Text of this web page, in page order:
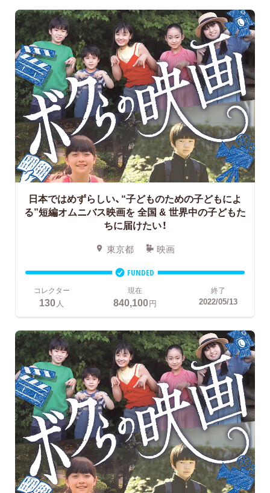
日本ではめずらしい、“子どものための子どもによ
る”短編オムニバス映画を全国 & 世界中の子どもた
ちに届けたい！
東京都 映画
FUNDED
コレクター
130人
現在
840,100円
終了
2022/05/13